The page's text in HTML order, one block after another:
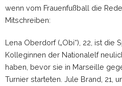
wenn vom Frauenfußball die
Mitschreiben:
Lena Oberdorf („Obi“), 22, ist die
Kolleginnen der Nationalelf
haben, bevor sie in Marseille
Turnier starteten. Jule Brand, 21,